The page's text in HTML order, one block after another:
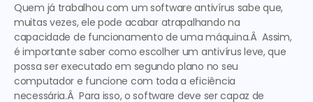
Quem já trabalhou com um software antivírus sabe que,
muitas vezes, ele pode acabar atrapalhando na
capacidade de funcionamento de uma máquina.Â  Assim,
é importante saber como escolher um antivírus leve, que
possa ser executado em segundo plano no seu
computador e funcione com toda a eficiência
necessária.Â  Para isso, o software deve ser capaz de